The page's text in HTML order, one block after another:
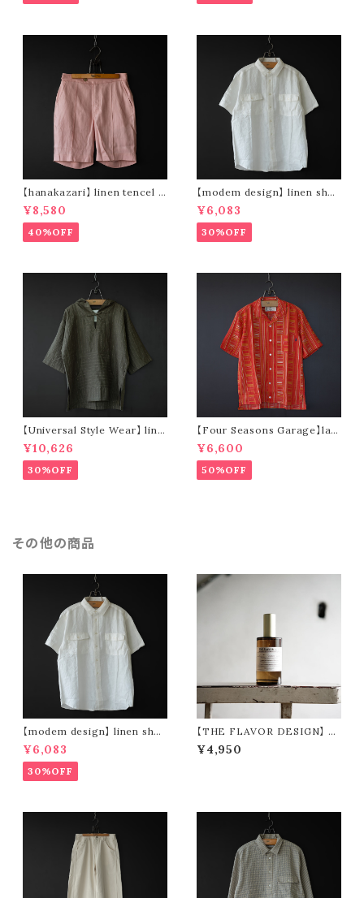
【hanakazari】 linen tencel s
hort pants (pink)
¥8,580
40%OFF
【modem design】 linen shor
t sleeve shirt (white)
¥6,083
30%OFF
【Universal Style Wear】 line
n mexican parka (olive)
¥10,626
30%OFF
【Four Seasons Garage】lad
der stripe open collar s/s s
hirt (orange)
¥6,600
50%OFF
その他の商品
【modem design】 linen shor
t sleeve shirt (white)
¥6,083
30%OFF
【THE FLAVOR DESIGN】 F
ABRIC MIST 全15種類
¥4,950